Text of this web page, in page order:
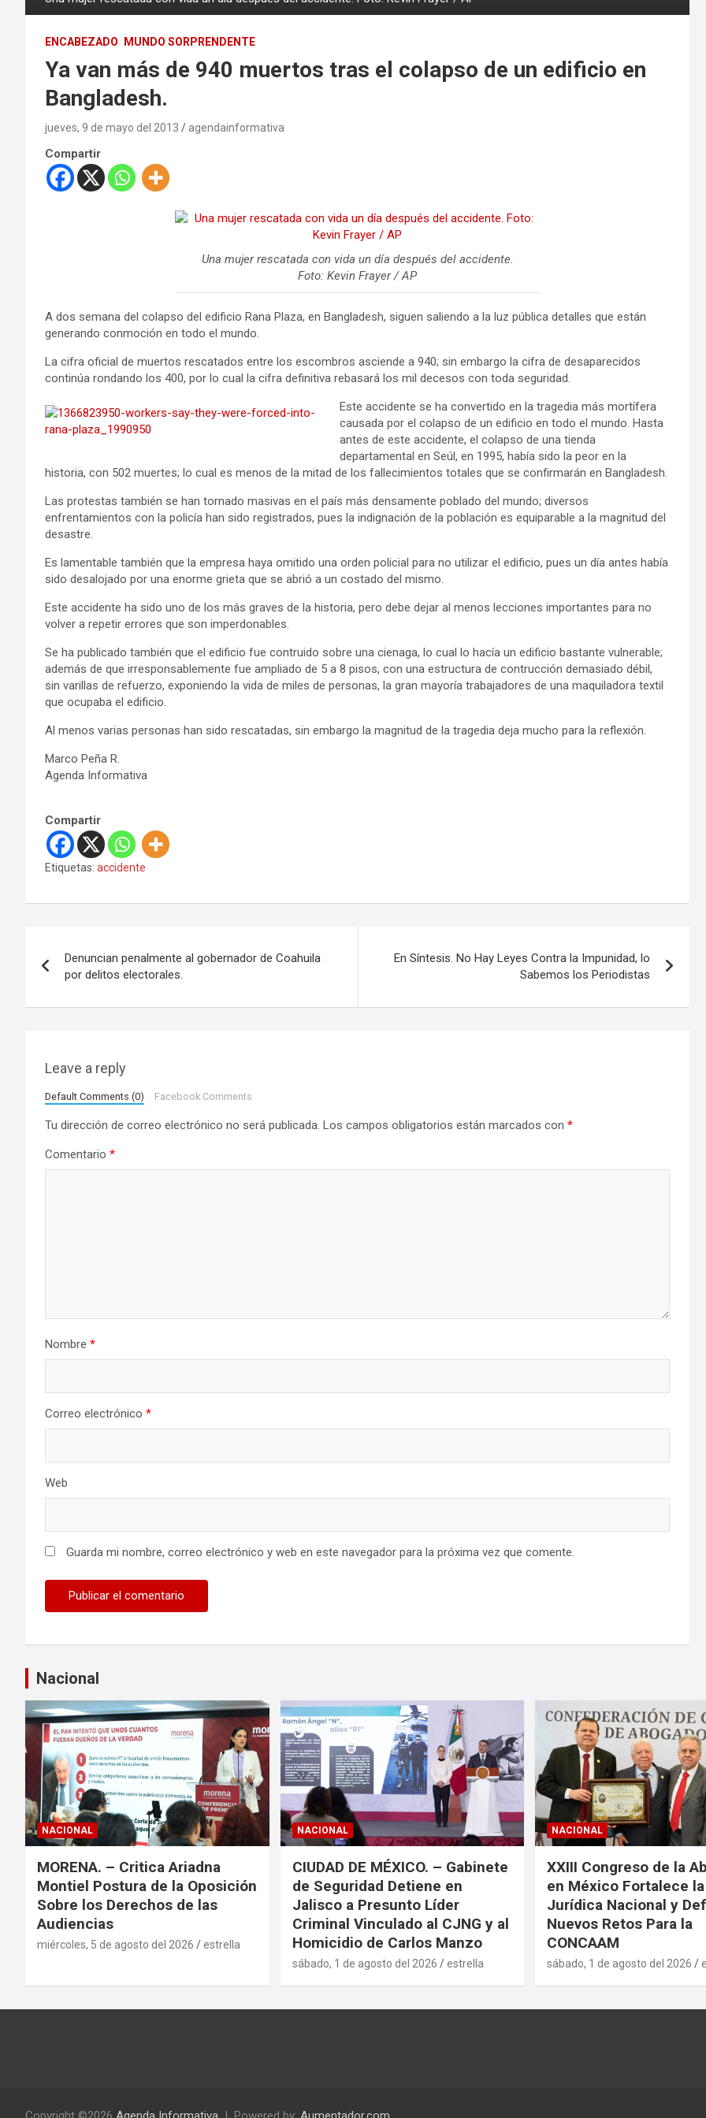
ENCABEZADO MUNDO SORPRENDENTE
Ya van más de 940 muertos tras el colapso de un edificio en
Bangladesh.
jueves, 9 de mayo del 2013 agendainformativa
Compartir
Una mujer rescatada con vida un día después del accidente.
Foto: Kevin Frayer / AP
A dos semana del colapso del edificio Rana Plaza, en Bangladesh, siguen saliendo a la luz pública detalles que están
generando conmoción en todo el mundo.
La cifra oficial de muertos rescatados entre los escombros asciende a 940; sin embargo la cifra de desaparecidos
continúa rondando los 400, por lo cual la cifra definitiva rebasará los mil decesos con toda seguridad.
Este accidente se ha convertido en la tragedia más mortífera
causada por el colapso de un edificio en todo el mundo. Hasta
antes de este accidente, el colapso de una tienda
departamental en Seúl, en 1995, había sido la peor en la
historia, con 502 muertes; lo cual es menos de la mitad de los fallecimientos totales que se confirmarán en Bangladesh.
Las protestas también se han tornado masivas en el país más densamente poblado del mundo; diversos
enfrentamientos con la policía han sido registrados, pues la indignación de la población es equiparable a la magnitud del
desastre.
Es lamentable también que la empresa haya omitido una orden policial para no utilizar el edificio, pues un día antes había
sido desalojado por una enorme grieta que se abrió a un costado del mismo.
Este accidente ha sido uno de los más graves de la historia, pero debe dejar al menos lecciones importantes para no
volver a repetir errores que son imperdonables.
Se ha publicado también que el edificio fue contruido sobre una cienaga, lo cual lo hacía un edificio bastante vulnerable;
además de que irresponsablemente fue ampliado de 5 a 8 pisos, con una estructura de contrucción demasiado débil,
sin varillas de refuerzo, exponiendo la vida de miles de personas, la gran mayoría trabajadores de una maquiladora textil
que ocupaba el edificio.
Al menos varias personas han sido rescatadas, sin embargo la magnitud de la tragedia deja mucho para la reflexión.
Marco Peña R.
Agenda Informativa
Compartir
Etiquetas: accidente
v
Denuncian penalmente al gobernador de Coahuila
por delitos electorales.
En Síntesis. No Hay Leyes Contra la Impunidad, lo
Sabemos los Periodistas
Leave a reply
Default Comments (0) Facebook Comments
Tu dirección de correo electrónico no será publicada. Los campos obligatorios están marcados con *
Comentario *
Nombre *
Correo electrónico *
Web
Guarda mi nombre, correo electrónico y web en este navegador para la próxima vez que comente.
Nacional
NACIONAL
MORENA. – Critica Ariadna
Montiel Postura de la Oposición
Sobre los Derechos de las
Audiencias
miércoles, 5 de agosto del 2026 estrella
NACIONAL
CIUDAD DE MÉXICO. – Gabinete
de Seguridad Detiene en
Jalisco a Presunto Líder
Criminal Vinculado al CJNG y al
Homicidio de Carlos Manzo
sábado, 1 de agosto del 2026 estrella
NACIONAL
XXIII Congreso de la
en México Fortalece
Jurídica Nacional y
Nuevos Retos Para la
CONCAAM
sábado, 1 de agosto del 2026